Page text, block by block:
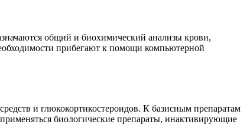
общий и биохимический анализы крови,
прибегают к помощи компьютерной
и глюкокортикостероидов. К базисным препаратам
применяться биологические препараты, инактивирующие